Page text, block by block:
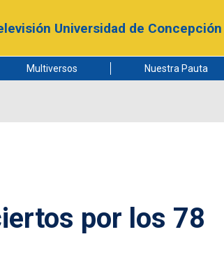
Universidad de Concepción
Multiversos Nuestra Pauta
por los 78